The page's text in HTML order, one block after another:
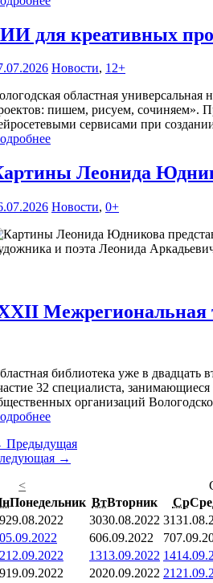
для креативных
Новости, 12+
областная
пишем, рисуем, сочиняем».
сервисами при
Леонида
Новости, 0+
и поэта Леонида
Межрегиональная
библиотека уже в двадцать
32 специалиста,
организаций
Предыдущая
→
<
Понедельник ВтВторник Ср
29.08.2022 3030.08.2022 31
05.09.2022 606.09.2022 7
12.09.2022 1313.09.2022 14
19.09.2022 2020.09.2022 21